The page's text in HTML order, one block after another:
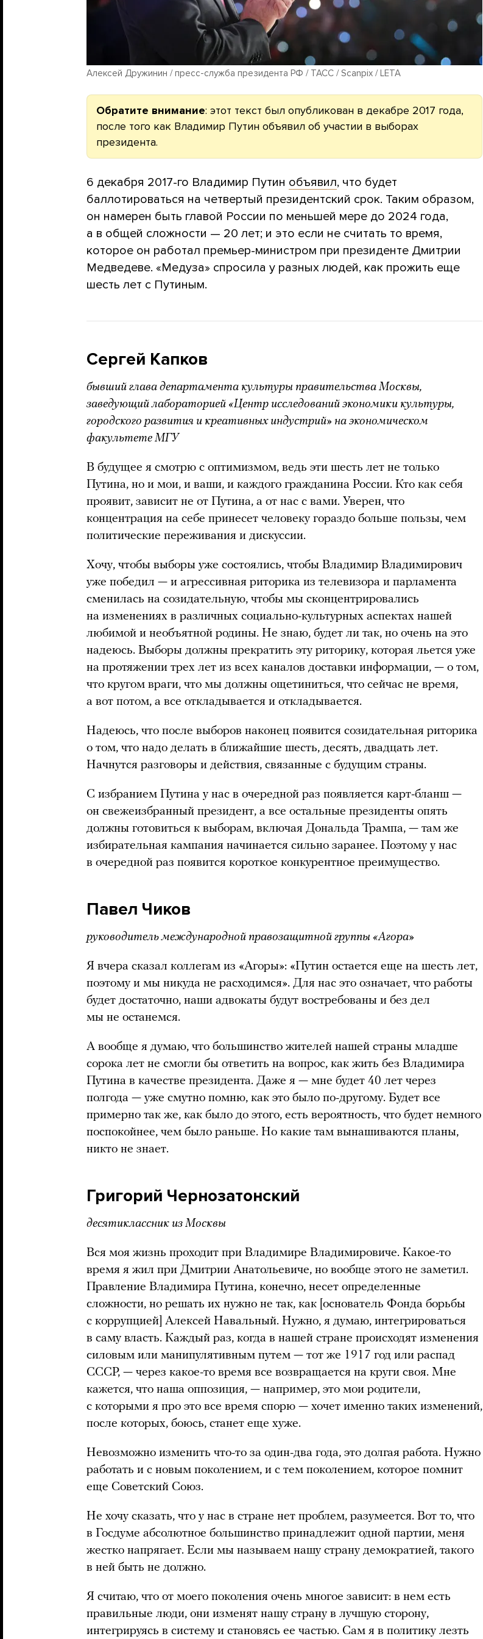
Алексей Дружинин / пресс-служба президента РФ / ТАСС / Scanpix / LETA
Обратите внимание: этот текст был опубликован в декабре 2017 года,
после того как Владимир Путин объявил об участии в выборах
президента.
6 декабря 2017-го Владимир Путин объявил, что будет
баллотироваться на четвертый президентский срок. Таким образом,
он намерен быть главой России по меньшей мере до 2024 года,
а в общей сложности — 20 лет; и это если не считать то время,
которое он работал премьер-министром при президенте Дмитрии
Медведеве. «Медуза» спросила у разных людей, как прожить еще
шесть лет с Путиным.
Сергей Капков
бывший глава департамента культуры правительства Москвы,
заведующий лабораторией «Центр исследований экономики культуры,
городского развития и креативных индустрий» на экономическом
факультете МГУ
В будущее я смотрю с оптимизмом, ведь эти шесть лет не только
Путина, но и мои, и ваши, и каждого гражданина России. Кто как себя
проявит, зависит не от Путина, а от нас с вами. Уверен, что
концентрация на себе принесет человеку гораздо больше пользы, чем
политические переживания и дискуссии.
Хочу, чтобы выборы уже состоялись, чтобы Владимир Владимирович
уже победил — и агрессивная риторика из телевизора и парламента
сменилась на созидательную, чтобы мы сконцентрировались
на изменениях в различных социально-культурных аспектах нашей
любимой и необъятной родины. Не знаю, будет ли так, но очень на это
надеюсь. Выборы должны прекратить эту риторику, которая льется уже
на протяжении трех лет из всех каналов доставки информации, — о том,
что кругом враги, что мы должны ощетиниться, что сейчас не время,
а вот потом, а все откладывается и откладывается.
Надеюсь, что после выборов наконец появится созидательная риторика
о том, что надо делать в ближайшие шесть, десять, двадцать лет.
Начнутся разговоры и действия, связанные с будущим страны.
С избранием Путина у нас в очередной раз появляется карт-бланш —
он свежеизбранный президент, а все остальные президенты опять
должны готовиться к выборам, включая Дональда Трампа, — там же
избирательная кампания начинается сильно заранее. Поэтому у нас
в очередной раз появится короткое конкурентное преимущество.
Павел Чиков
руководитель международной правозащитной группы «Агора»
Я вчера сказал коллегам из «Агоры»: «Путин остается еще на шесть лет,
поэтому и мы никуда не расходимся». Для нас это означает, что работы
будет достаточно, наши адвокаты будут востребованы и без дел
мы не останемся.
А вообще я думаю, что большинство жителей нашей страны младше
сорока лет не смогли бы ответить на вопрос, как жить без Владимира
Путина в качестве президента. Даже я — мне будет 40 лет через
полгода — уже смутно помню, как это было по-другому. Будет все
примерно так же, как было до этого, есть вероятность, что будет немного
поспокойнее, чем было раньше. Но какие там вынашиваются планы,
никто не знает.
Григорий Чернозатонский
десятиклассник из Москвы
Вся моя жизнь проходит при Владимире Владимировиче. Какое-то
время я жил при Дмитрии Анатольевиче, но вообще этого не заметил.
Правление Владимира Путина, конечно, несет определенные
сложности, но решать их нужно не так, как [основатель Фонда борьбы
с коррупцией] Алексей Навальный. Нужно, я думаю, интегрироваться
в саму власть. Каждый раз, когда в нашей стране происходят изменения
силовым или манипулятивным путем — тот же 1917 год или распад
СССР, — через какое-то время все возвращается на круги своя. Мне
кажется, что наша оппозиция, — например, это мои родители,
с которыми я про это все время спорю — хочет именно таких изменений,
после которых, боюсь, станет еще хуже.
Невозможно изменить что-то за один-два года, это долгая работа. Нужно
работать и с новым поколением, и с тем поколением, которое помнит
еще Советский Союз.
Не хочу сказать, что у нас в стране нет проблем, разумеется. Вот то, что
в Госдуме абсолютное большинство принадлежит одной партии, меня
жестко напрягает. Если мы называем нашу страну демократией, такого
в ней быть не должно.
Я считаю, что от моего поколения очень многое зависит: в нем есть
правильные люди, они изменят нашу страну в лучшую сторону,
интегрируясь в систему и становясь ее частью. Сам я в политику лезть